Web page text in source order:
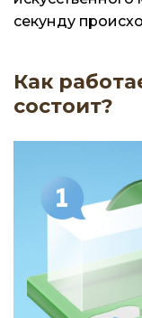
секунду
Как
состоит?